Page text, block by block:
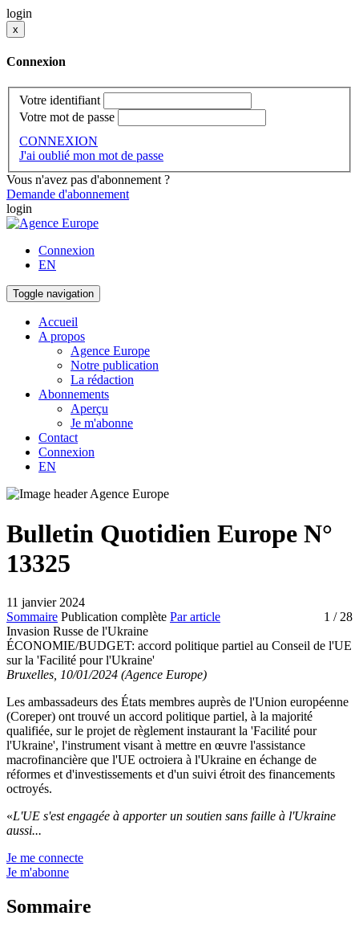
login
x
Connexion
Votre identifiant
Votre mot de passe
CONNEXION
J'ai oublié mon mot de passe
Vous n'avez pas d'abonnement ?
Demande d'abonnement
login
Connexion
EN
Toggle navigation
Accueil
A propos
Agence Europe
Notre publication
La rédaction
Abonnements
Aperçu
Je m'abonne
Contact
Connexion
EN
Bulletin Quotidien Europe N°
13325
11 janvier 2024
Sommaire Publication complète Par article 1 / 28
Invasion Russe de l'Ukraine
ÉCONOMIE/BUDGET: accord politique partiel au Conseil de l'UE
sur la 'Facilité pour l'Ukraine'
Bruxelles, 10/01/2024 (Agence Europe)
Les ambassadeurs des États membres auprès de l'Union européenne
(Coreper) ont trouvé un accord politique partiel, à la majorité
qualifiée, sur le projet de règlement instaurant la 'Facilité pour
l'Ukraine', l'instrument visant à mettre en œuvre l'assistance
macrofinancière que l'UE octroiera à l'Ukraine en échange de
réformes et d'investissements et d'un suivi étroit des financements
octroyés.
«L'UE s'est engagée à apporter un soutien sans faille à l'Ukraine
aussi...
Je me connecte
Je m'abonne
Sommaire